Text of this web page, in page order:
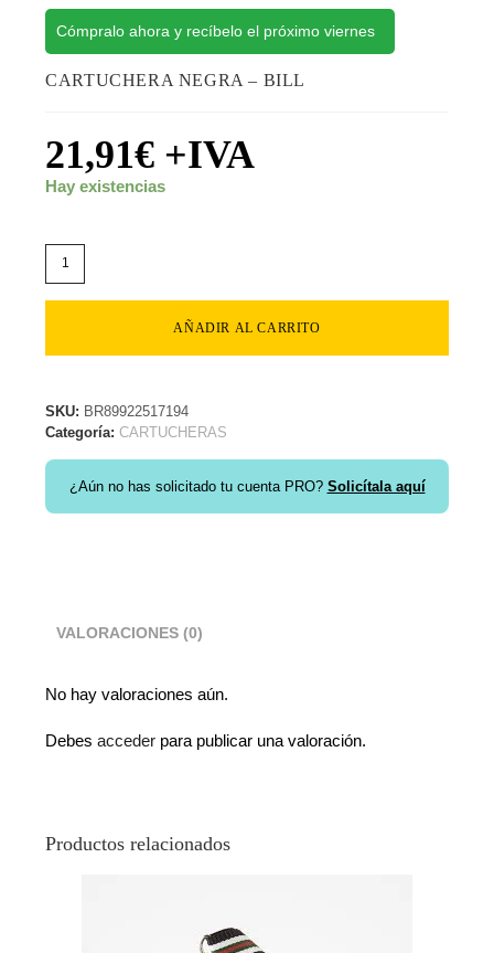
Cómpralo ahora y recíbelo el próximo viernes
CARTUCHERA NEGRA – BILL
21,91€ +IVA
Hay existencias
AÑADIR AL CARRITO
SKU: BR89922517194
Categoría:CARTUCHERAS
¿Aún no has solicitado tu cuenta PRO? Solicítala aquí
VALORACIONES (0)
No hay valoraciones aún.
Debesacceder para publicar una valoración.
Productos relacionados